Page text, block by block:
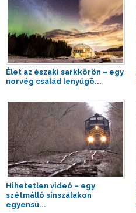
Élet az északi sarkkörön – egy
norvég család lenyűgö...
Hihetetlen videó – egy
szétmálló sínszálakon
egyensú...